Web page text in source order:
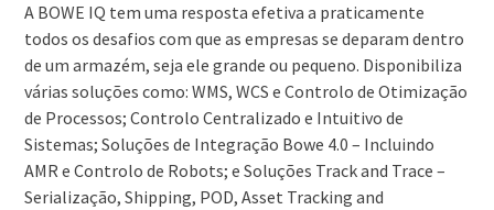
A BOWE IQ tem uma resposta efetiva a praticamente
todos os desafios com que as empresas se deparam dentro
de um armazém, seja ele grande ou pequeno. Disponibiliza
várias soluções como: WMS, WCS e Controlo de Otimização
de Processos; Controlo Centralizado e Intuitivo de
Sistemas; Soluções de Integração Bowe 4.0 – Incluindo
AMR e Controlo de Robots; e Soluções Track and Trace –
Serialização, Shipping, POD, Asset Tracking and